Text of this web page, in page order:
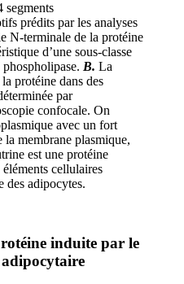
segments
prédits par les analyses
N-terminale de la protéine
d’une sous-classe
phospholipase. B. La
protéine dans des
par
confocale. On
avec un fort
la membrane plasmique,
est une protéine
éléments cellulaires
des adipocytes.
induite par le